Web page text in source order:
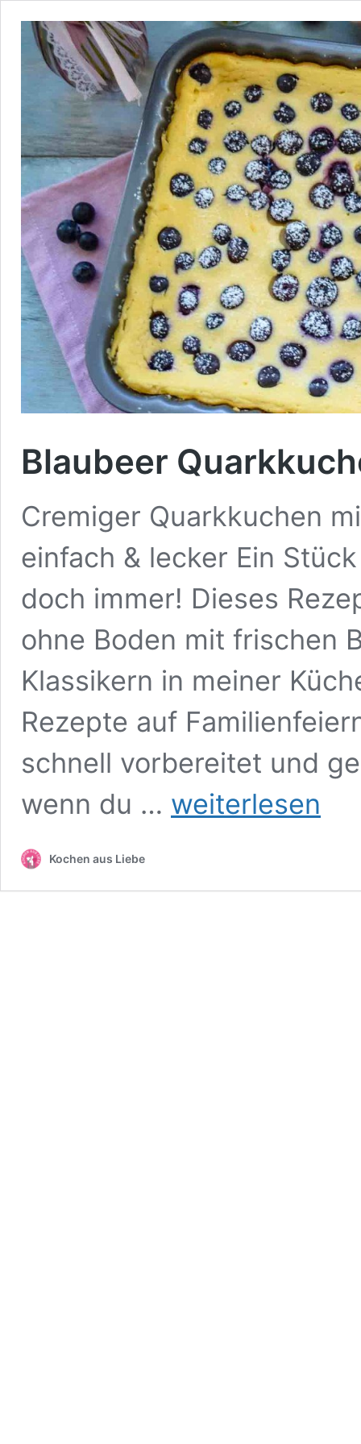
Blaubeer
Cremiger Quarkkuchen
einfach & lecker Ein
doch immer! Dieses
ohne Boden mit frischen
Klassikern in meiner
Rezepte auf
schnell vorbereitet und
wenn du …
Blaubeer
Quarkkuchen
weiterlesen
Kochen aus Liebe